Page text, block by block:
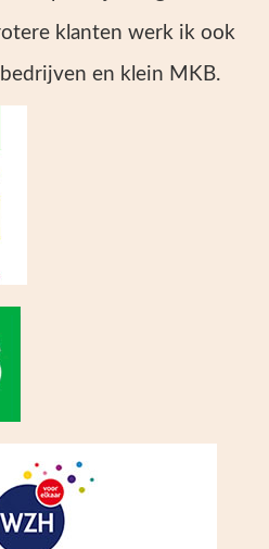
klanten werk ik ook
en klein MKB.